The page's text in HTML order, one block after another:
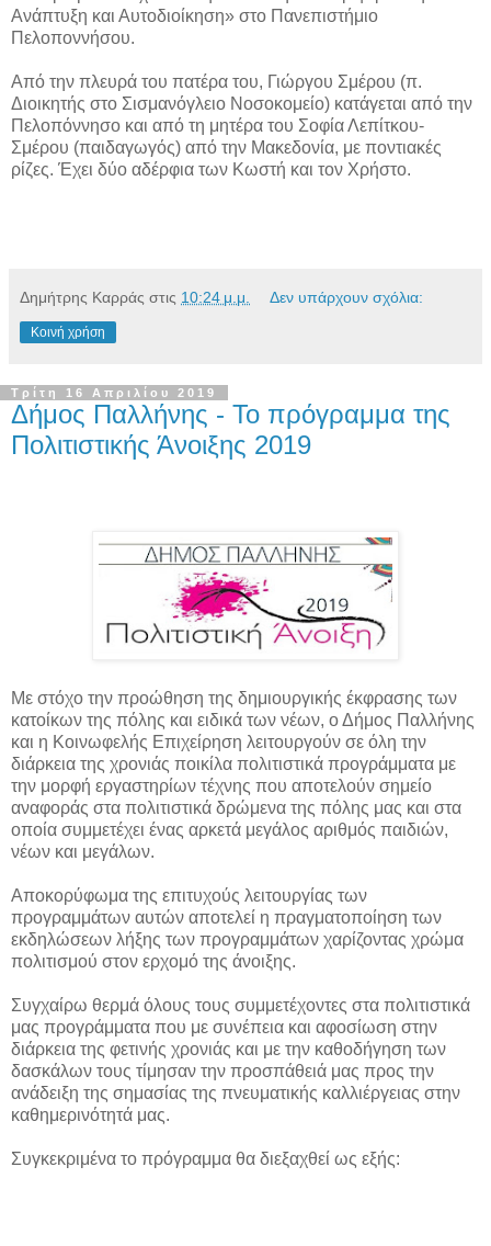
Ανάπτυξη και Αυτοδιοίκηση» στο Πανεπιστήμιο
Πελοποννήσου.
Από την πλευρά του πατέρα του, Γιώργου Σμέρου (π.
Διοικητής στο Σισμανόγλειο Νοσοκομείο) κατάγεται από την
Πελοπόννησο και από τη μητέρα του Σοφία Λεπίτκου-
Σμέρου (παιδαγωγός) από την Μακεδονία, με ποντιακές
ρίζες. Έχει δύο αδέρφια των Κωστή και τον Χρήστο.
Δημήτρης Καρράς στις 10:24 μ.μ. Δεν υπάρχουν σχόλια:
Κοινή χρήση
Τρίτη 16 Απριλίου 2019
Δήμος Παλλήνης - Το πρόγραμμα της
Πολιτιστικής Άνοιξης 2019
Με στόχο την προώθηση της δημιουργικής έκφρασης των
κατοίκων της πόλης και ειδικά των νέων, ο Δήμος Παλλήνης
και η Κοινωφελής Επιχείρηση λειτουργούν σε όλη την
διάρκεια της χρονιάς ποικίλα πολιτιστικά προγράμματα με
την μορφή εργαστηρίων τέχνης που αποτελούν σημείο
αναφοράς στα πολιτιστικά δρώμενα της πόλης μας και στα
οποία συμμετέχει ένας αρκετά μεγάλος αριθμός παιδιών,
νέων και μεγάλων.
Αποκορύφωμα της επιτυχούς λειτουργίας των
προγραμμάτων αυτών αποτελεί η πραγματοποίηση των
εκδηλώσεων λήξης των προγραμμάτων χαρίζοντας χρώμα
πολιτισμού στον ερχομό της άνοιξης.
Συγχαίρω θερμά όλους τους συμμετέχοντες στα πολιτιστικά
μας προγράμματα που με συνέπεια και αφοσίωση στην
διάρκεια της φετινής χρονιάς και με την καθοδήγηση των
δασκάλων τους τίμησαν την προσπάθειά μας προς την
ανάδειξη της σημασίας της πνευματικής καλλιέργειας στην
καθημερινότητά μας.
Συγκεκριμένα το πρόγραμμα θα διεξαχθεί ως εξής: